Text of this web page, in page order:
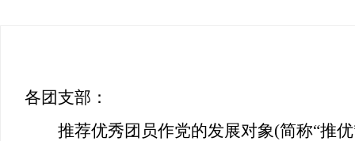
各团支部：
推荐优秀团员作党的发展对象(简称“推